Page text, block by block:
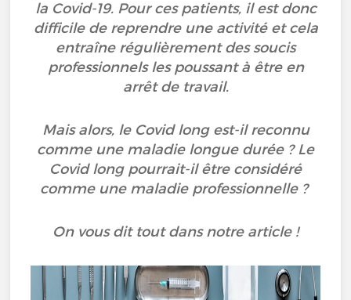
la Covid-19. Pour ces patients, il est donc
difficile de reprendre une activité et cela
entraîne régulièrement des soucis
professionnels les poussant à être en
arrêt de travail.
Mais alors, le Covid long est-il reconnu
comme une maladie longue durée ? Le
Covid long pourrait-il être considéré
comme une maladie professionnelle ?
On vous dit tout dans notre article !